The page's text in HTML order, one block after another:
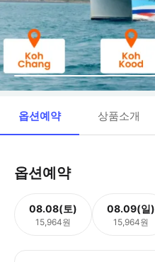
옵션예약 상품소개
옵션예약
08.08(토)
15,964원
08.09(일)
15,964원